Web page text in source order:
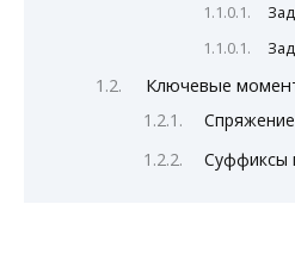
Ключевые
Суффиксы